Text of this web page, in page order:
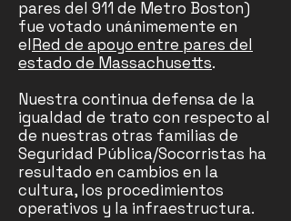
pares del 911 de Metro Boston)
fue votado unánimemente en
elRed de apoyo entre pares del
estado de Massachusetts.
Nuestra continua defensa de la
igualdad de trato con respecto al
de nuestras otras familias de
Seguridad Pública/Socorristas ha
resultado en cambios en la
cultura, los procedimientos
operativos y la infraestructura.